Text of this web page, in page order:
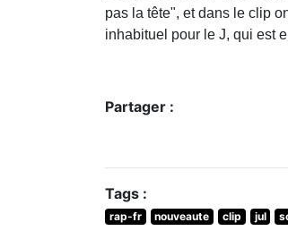
pas la tête", et dans le clip
inhabituel pour le J, qui est
Partager :
Tags :
rap-fr nouveaute clip jul